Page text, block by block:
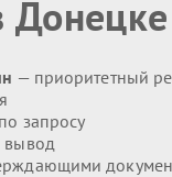
Донецке
— приоритетный
запросу
вывод